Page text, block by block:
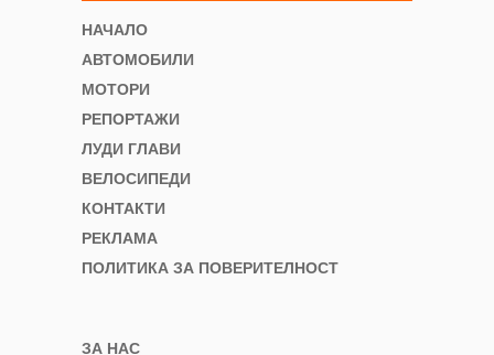
НАЧАЛО
АВТОМОБИЛИ
МОТОРИ
РЕПОРТАЖИ
ЛУДИ ГЛАВИ
ВЕЛОСИПЕДИ
КОНТАКТИ
РЕКЛАМА
ПОЛИТИКА ЗА ПОВЕРИТЕЛНОСТ
ЗА НАС